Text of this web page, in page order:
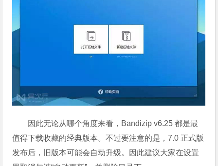
因此无论从哪个角度来看，Bandizip v6.25 都是最
值得下载收藏的经典版本。不过要注意的是，7.0 正式版
发布后，旧版本可能会自动升级。因此建议大家在设置